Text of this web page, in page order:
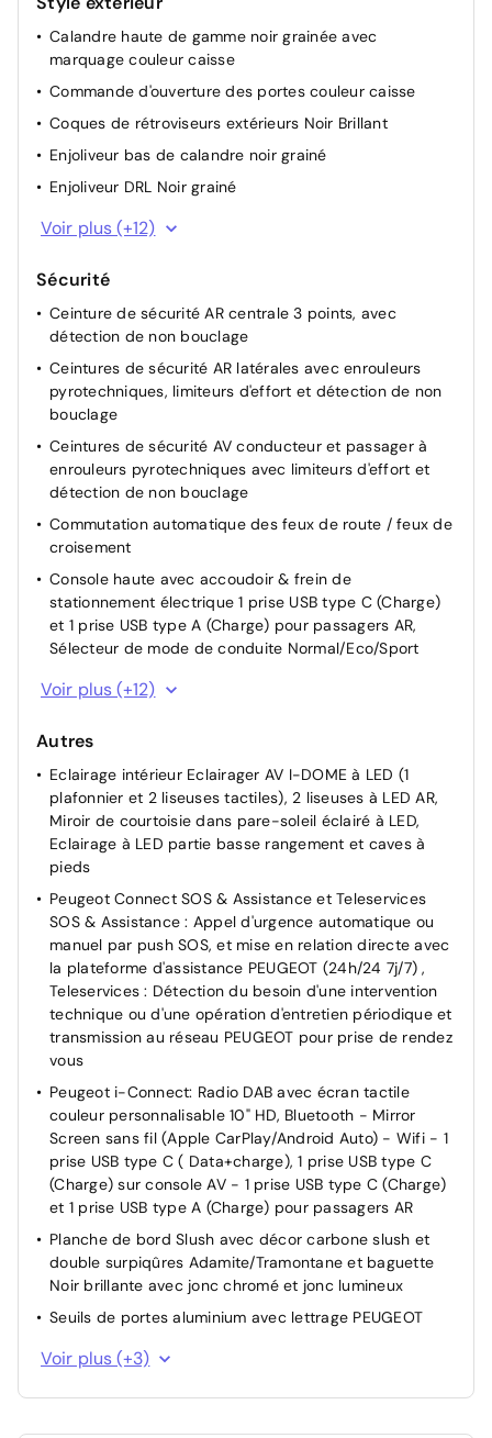
Adamite
Calandre haute de gamme noir grainée avec
marquage couleur caisse
Commande d'ouverture des portes couleur caisse
Coques de rétroviseurs extérieurs Noir Brillant
Enjoliveur bas de calandre noir grainé
Enjoliveur DRL Noir grainé
Enjoliveur entre feux AR noir brillant
Enjoliveurs d'ailes Noir Brillant
Feux AR signature 3 griffes, stop, recul et indicateur de
direction à LEDs
Jantes alliage 17" diamantées YANAKA bi--ton vernis
brillant et Noir Orbital avec inserts Noir Orbital et
vernis mat
Jupes AR inférieure Noir brillant
Jupes AR supérieure Noir brillant
Projecteurs "Peugeot Full LED Technology" avec feux
Vitres latérales AR et lunette AR chauffante temporisée
surteintées
Antenne requin
Becquet rapporté Noir Brillant
Voir plus (+12)
Sécurité
Ceinture de sécurité AR centrale 3 points, avec
détection de non bouclage
Ceintures de sécurité AR latérales avec enrouleurs
pyrotechniques, limiteurs d'effort et détection de non
bouclage
Ceintures de sécurité AV conducteur et passager à
enrouleurs pyrotechniques avec limiteurs d'effort et
détection de non bouclage
Commutation automatique des feux de route / feux de
croisement
Console haute avec accoudoir & frein de
stationnement électrique 1 prise USB type C (Charge)
et 1 prise USB type A (Charge) pour passagers AR,
Sélecteur de mode de conduite Normal/Eco/Sport
Détection de sous-gonflage indirecte
ESP Déconnectable avec aide au démarrage en pente
Fixations ISOFIX et Top Tether aux places latérales AR
Pack Visibilité Allumage automatique des feux de
croisement
Pare-brise teinté
Programme de Stabilité Electronique (ESC) avec ASR,
ABS, REF, AFU, CDS et TSM
Rétroviseur intérieur électrochrome
Roue de secours galette
Verrouillage automatique de tous les ouvrants en
roulant
Verrouillage centralisé
6 Airbags (Frontaux auto-adaptatifs, latéraux AV et
rideaux AV/AR)
Voir plus (+12)
Autres
Eclairage intérieur Eclairager AV I-DOME à LED (1
plafonnier et 2 liseuses tactiles), 2 liseuses à LED AR,
Miroir de courtoisie dans pare-soleil éclairé à LED,
Eclairage à LED partie basse rangement et caves à
pieds
Peugeot Connect SOS & Assistance et Teleservices
SOS & Assistance : Appel d'urgence automatique ou
manuel par push SOS, et mise en relation directe avec
la plateforme d'assistance PEUGEOT (24h/24 7j/7) ,
Teleservices : Détection du besoin d'une intervention
technique ou d'une opération d'entretien périodique et
transmission au réseau PEUGEOT pour prise de rendez
vous
Peugeot i-Connect: Radio DAB avec écran tactile
couleur personnalisable 10" HD, Bluetooth - Mirror
Screen sans fil (Apple CarPlay/Android Auto) - Wifi - 1
prise USB type C ( Data+charge), 1 prise USB type C
(Charge) sur console AV - 1 prise USB type C (Charge)
et 1 prise USB type A (Charge) pour passagers AR
Planche de bord Slush avec décor carbone slush et
double surpiqûres Adamite/Tramontane et baguette
Noir brillante avec jonc chromé et jonc lumineux
Seuils de portes aluminium avec lettrage PEUGEOT
Intervalle de maintenance 25 000 km ou 1 an
d'urgence automatique avec alerte risque de collision,
Voir plus (+3)